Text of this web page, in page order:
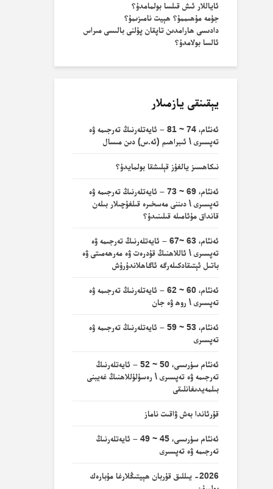
ئاياللار ئىش قىلسا بولمامدۇ؟
جۈمە مۇھىممۇ؟ ھېيت نامىزىمۇ؟
دادىسى ھارامدىن تاپقان پۇلنى بالىسى مىراس
ئالسا بولامدۇ؟
يېقىنقى يازمىلار
ئەنئام، 74 ~ 81 – ئايەتلەرنىڭ تەرجىمە ۋە
تەپسىرى \ ئىبراھىم (ئە.س) دىن مىسال
نىكاھسىز يالغۇز قېلىشقا بولمايدۇ؟
ئەنئام، 69 ~ 73 – ئايەتلەرنىڭ تەرجىمە ۋە
تەپسىرى \ دىننى مەسخىرە قىلغۇچىلار بىلەن
قانداق مۇئامىلە قىلىنىدۇ؟
ئەنئام، 63 ~67 – ئايەتلەرنىڭ تەرجىمە ۋە
تەپسىرى \ ئاللاھنىڭ قۇدرەت ۋە مەرھەمىتى ۋە
باتىل ئېتىقادكىلەرگە ئاگاھلاندۇرۇش
ئەنئام، 60 ~ 62 – ئايەتلەرنىڭ تەرجىمە ۋە
تەپسىرى \ روھ ۋە جان
ئەنئام، 53 ~ 59 – ئايەتلەرنىڭ تەرجىمە ۋە
تەپسىرى
ئەنئام سۈرىسى، 50 ~ 52 – ئايەتلەرنىڭ
تەرجىمە ۋە تەپسىرى \ رەسۇلۇللاھنىڭ غەيبنى
بىلمەيدىغانلىقى
قۇرئاندا بەش ۋاقىت ناماز
ئەنئام سۈرىسى، 45 ~ 49 – ئايەتلەرنىڭ
تەرجىمە ۋە تەپسىرى
2026- يىللىق قۇربان ھېيتىڭلارغا مۇبارەك